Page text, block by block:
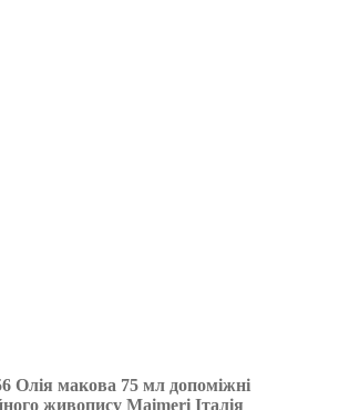
Олія макова 75 мл допоміжні
живопису Maimeri Італія